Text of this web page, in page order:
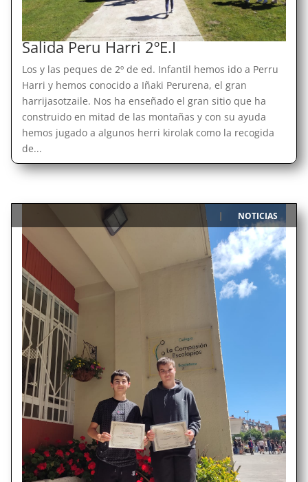
Salida Peru Harri 2ºE.I
Los y las peques de 2º de ed. Infantil hemos ido a Perru
Harri y hemos conocido a Iñaki Perurena, el gran
harrijasotzaile. Nos ha enseñado el gran sitio que ha
construido en mitad de las montañas y con su ayuda
hemos jugado a algunos herri kirolak como la recogida
de...
NOTICIAS